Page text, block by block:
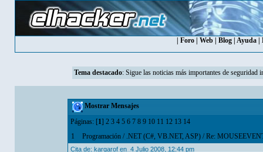
Foro Web Blog Ayuda
Tema destacado: Sigue las noticias más importantes de seguridad
Mostrar Mensajes
Páginas: [1] 2 3 4 5 6 7 8 9 10 11 12 13 14
1
Programación/ .NET (C#, VB.NET, ASP)/Re:
Cita de: kargarof en 4 Julio 2008, 12:44 pm